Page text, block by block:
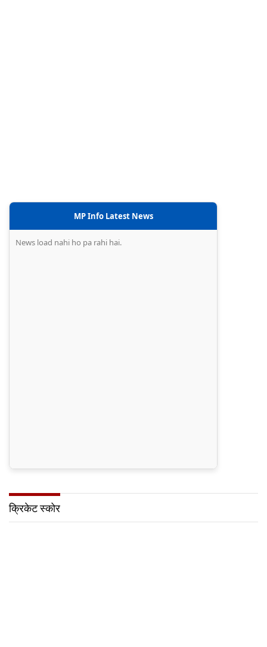
MP Info Latest News
News load nahi ho pa rahi hai.
क्रिकेट स्कोर